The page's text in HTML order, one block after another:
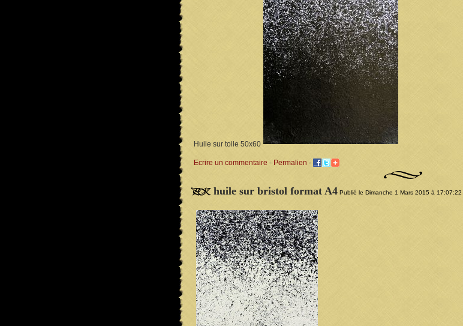
Huile sur toile 50x60
Ecrire un commentaire - Permalien -
huile sur bristol format A4 Publié le Dimanche 1 Mars 2015 à 17:07:22